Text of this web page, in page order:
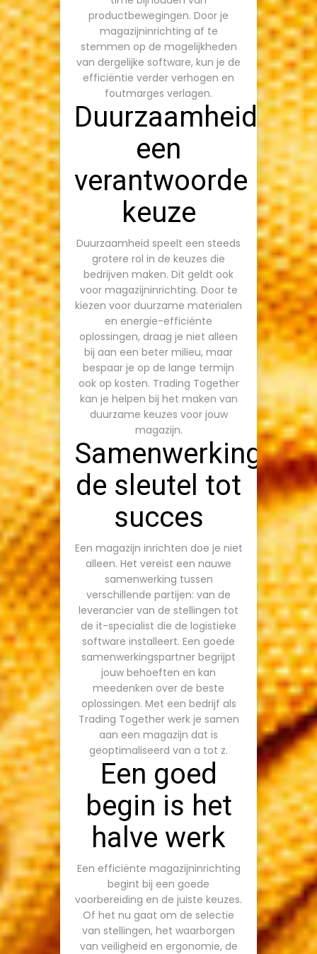
productbewegingen. Door je
magazijninrichting af te
stemmen op de mogelijkheden
van dergelijke software, kun je de
efficiëntie verder verhogen en
foutmarges verlagen.
Duurzaamheid:
een
verantwoorde
keuze
Duurzaamheid speelt een steeds
grotere rol in de keuzes die
bedrijven maken. Dit geldt ook
voor magazijninrichting. Door te
kiezen voor duurzame materialen
en energie-efficiënte
oplossingen, draag je niet alleen
bij aan een beter milieu, maar
bespaar je op de lange termijn
ook op kosten. Trading Together
kan je helpen bij het maken van
duurzame keuzes voor jouw
magazijn.
Samenwerking:
de sleutel tot
succes
Een magazijn inrichten doe je niet
alleen. Het vereist een nauwe
samenwerking tussen
verschillende partijen: van de
leverancier van de stellingen tot
de it-specialist die de logistieke
software installeert. Een goede
samenwerkingspartner begrijpt
jouw behoeften en kan
meedenken over de beste
oplossingen. Met een bedrijf als
Trading Together werk je samen
aan een magazijn dat is
geoptimaliseerd van a tot z.
Een goed
begin is het
halve werk
Een efficiënte magazijninrichting
begint bij een goede
voorbereiding en de juiste keuzes.
Of het nu gaat om de selectie
van stellingen, het waarborgen
van veiligheid en ergonomie, de